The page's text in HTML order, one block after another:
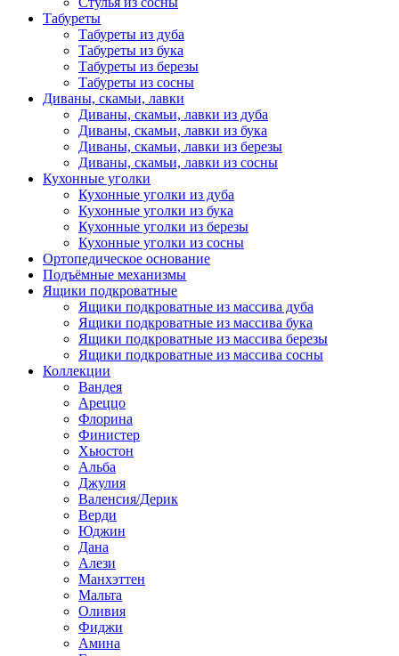
Табуреты
Табуреты из дуба
Табуреты из бука
Табуреты из березы
Табуреты из сосны
Диваны, скамьи, лавки
Диваны, скамьи, лавки из дуба
Диваны, скамьи, лавки из бука
Диваны, скамьи, лавки из березы
Диваны, скамьи, лавки из сосны
Кухонные уголки
Кухонные уголки из дуба
Кухонные уголки из бука
Кухонные уголки из березы
Кухонные уголки из сосны
Ортопедическое основание
Подъёмные механизмы
Ящики подкроватные
Ящики подкроватные из массива дуба
Ящики подкроватные из массива бука
Ящики подкроватные из массива березы
Ящики подкроватные из массива сосны
Коллекции
Вандея
Ареццо
Флорина
Финистер
Хьюстон
Альба
Джулия
Валенсия/Дерик
Верди
Юджин
Дана
Алези
Манхэттен
Мальта
Оливия
Фиджи
Амина